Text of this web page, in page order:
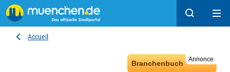
Accueil
Annonce
Branchenbuch